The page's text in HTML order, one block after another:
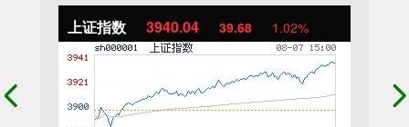
上证指数 3940.04 39.68 1.02%